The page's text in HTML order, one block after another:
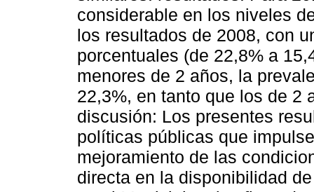
considerable en los niveles
los resultados de 2008, con
porcentuales (de 22,8% a
menores de 2 años, la
22,3%, en tanto que los de 2
discusión: Los presentes
políticas públicas que
mejoramiento de las
directa en la disponibilidad